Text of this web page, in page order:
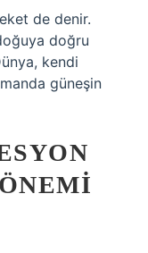
de denir.
doğru
kendi
güneşin